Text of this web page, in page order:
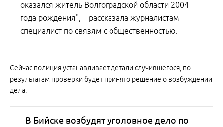
оказался житель Волгоградской области 2004
года рождения", – рассказала журналистам
специалист по связям с общественностью.
Сейчас полиция устанавливает детали случившегося, по
результатам проверки будет принято решение о возбуждении
дела.
В Бийске возбудят уголовное дело по